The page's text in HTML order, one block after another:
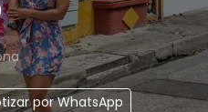
por WhatsApp